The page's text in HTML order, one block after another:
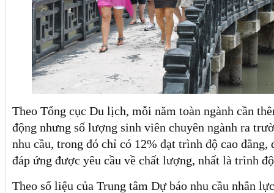
Theo Tổng cục Du lịch, mỗi năm toàn ngành cần
động nhưng số lượng sinh viên chuyên ngành ra
nhu cầu, trong đó chỉ có 12% đạt trình độ cao đẳng,
đáp ứng được yêu cầu về chất lượng, nhất là trình
Theo số liệu của Trung tâm Dự báo nhu cầu nhân